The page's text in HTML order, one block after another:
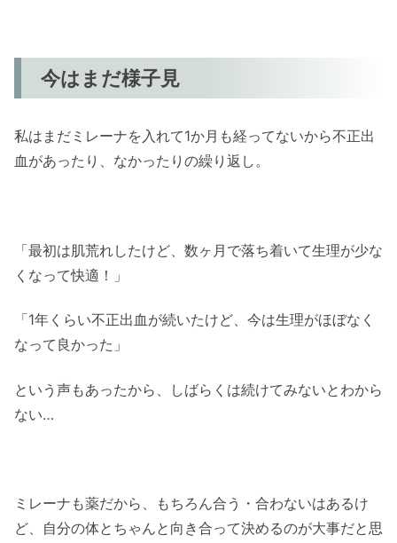
今はまだ様子見
私はまだミレーナを入れて1か月も経ってないから不正出
血があったり、なかったりの繰り返し。
「最初は肌荒れしたけど、数ヶ月で落ち着いて生理が少な
くなって快適！」
「1年くらい不正出血が続いたけど、今は生理がほぼなく
なって良かった」
という声もあったから、しばらくは続けてみないとわから
ない…
ミレーナも薬だから、もちろん合う・合わないはあるけ
ど、自分の体とちゃんと向き合って決めるのが大事だと思